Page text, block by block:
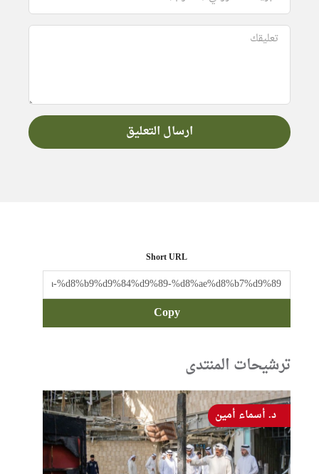
Short URL
Copy
ترشيحات المنتدى
د. أسماء أمين